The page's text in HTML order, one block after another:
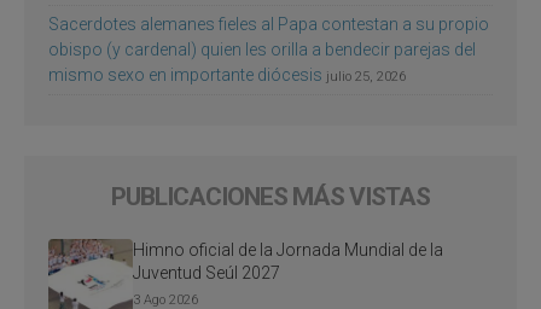
Sacerdotes alemanes fieles al Papa contestan a su propio
obispo (y cardenal) quien les orilla a bendecir parejas del
mismo sexo en importante diócesis julio 25, 2026
PUBLICACIONES MÁS VISTAS
Himno oficial de la Jornada Mundial de la
Juventud Seúl 2027
3 Ago 2026